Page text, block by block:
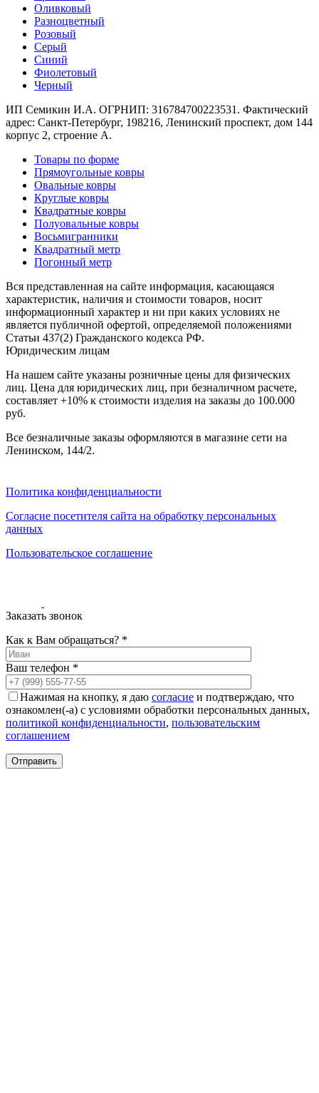
наличии
Паласы
Как
выбрать
ковер
Доставка
и
Наши
работы
Контакты
647-
mail@carpet-
spb.ru
Заказать
звонок
0 0
0
Оливковый
Разноцветный
Розовый
Серый
Синий
Фиолетовый
Черный
ИП Семикин И.А. ОГРНИП: 316784700223531. Фактический
адрес: Санкт-Петербург, 198216, Ленинский проспект, дом 144
корпус 2, строение А.
Товары по форме
Прямоугольные ковры
Овальные ковры
Круглые ковры
Квадратные ковры
Полуовальные ковры
Восьмигранники
Квадратный метр
Погонный метр
Вся представленная на сайте информация, касающаяся
характеристик, наличия и стоимости товаров, носит
информационный характер и ни при каких условиях не
является публичной офертой, определяемой положениями
Статьи 437(2) Гражданского кодекса РФ.
Юридическим лицам
На нашем сайте указаны розничные цены для физических
лиц. Цена для юридических лиц, при безналичном расчете,
составляет +10% к стоимости изделия на заказы до 100.000
руб.
Все безналичные заказы оформляются в магазине сети на
Ленинском, 144/2.
Политика конфиденциальности
Согласие посетителя сайта на обработку персональных
данных
Пользовательское соглашение
Заказать звонок
Как к Вам обращаться? *
Ваш телефон *
Нажимая на кнопку, я даю согласие и подтверждаю, что
ознакомлен(-а) с условиями обработки персональных данных,
политикой конфиденциальности, пользовательским
соглашением